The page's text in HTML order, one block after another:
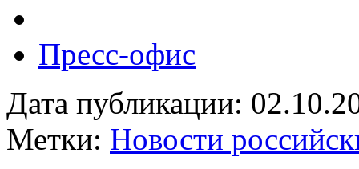
Пресс-офис
Дата публикации:
Метки: Новости